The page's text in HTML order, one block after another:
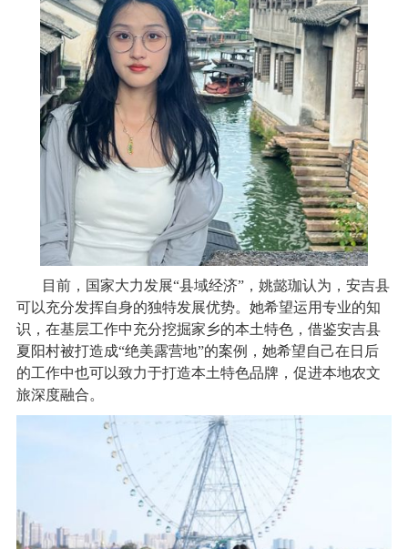
目前，国家大力发展“县域经济”，姚懿珈认为，安吉县
可以充分发挥自身的独特发展优势。她希望运用专业的知
识，在基层工作中充分挖掘家乡的本土特色，借鉴安吉县
夏阳村被打造成“绝美露营地”的案例，她希望自己在日后
的工作中也可以致力于打造本土特色品牌，促进本地农文
旅深度融合。